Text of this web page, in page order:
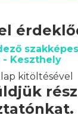
Keszthely
kitöltésével